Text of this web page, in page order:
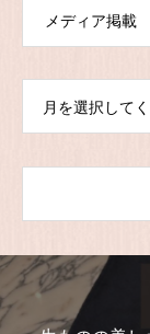
メディア掲載
月を選択して